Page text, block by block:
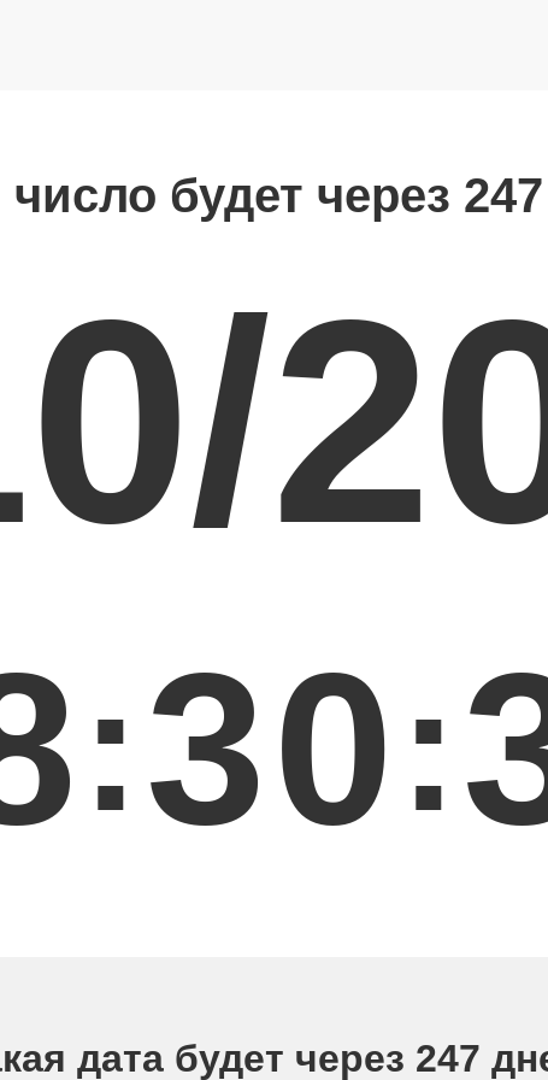
число будет через
:30:
дата будет через 247